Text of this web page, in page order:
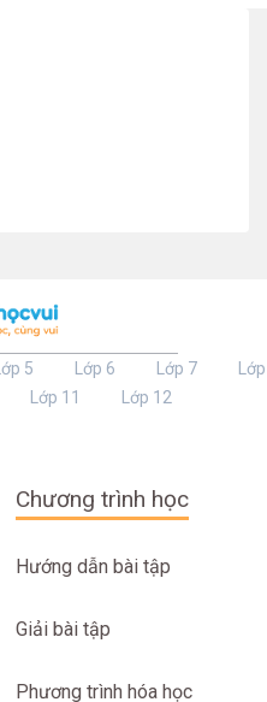
Lớp 5 Lớp 6 Lớp 7
Lớp
Lớp 11 Lớp 12
Chương trình học
Hướng dẫn bài tập
Giải bài tập
Phương trình hóa học